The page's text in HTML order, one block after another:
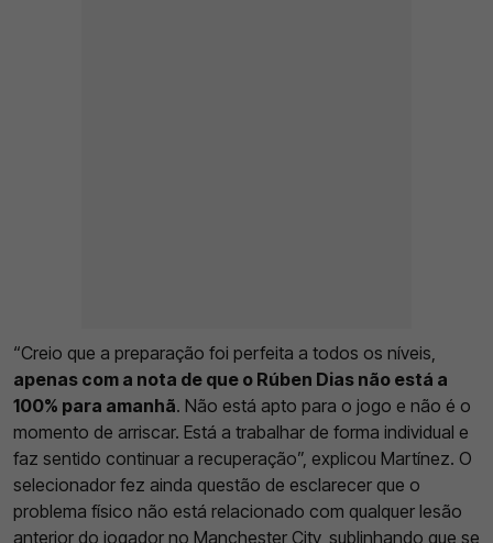
“Creio que a preparação foi perfeita a todos os níveis,
apenas com a nota de que o Rúben Dias não está a
100% para amanhã. Não está apto para o jogo e não é o
momento de arriscar. Está a trabalhar de forma individual e
faz sentido continuar a recuperação”, explicou Martínez. O
selecionador fez ainda questão de esclarecer que o
problema físico não está relacionado com qualquer lesão
anterior do jogador no Manchester City, sublinhando que se